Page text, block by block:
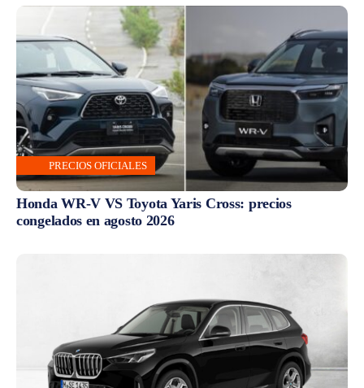
PRECIOS OFICIALES
Honda WR-V VS Toyota Yaris Cross: precios
congelados en agosto 2026